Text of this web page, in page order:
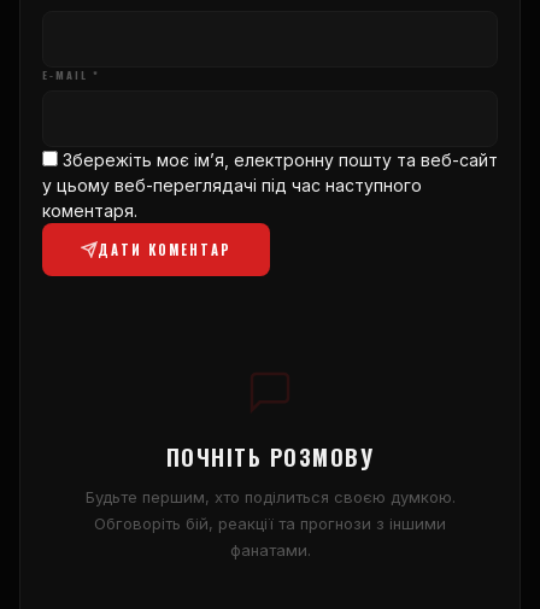
E-MAIL *
Збережіть моє ім’я, електронну пошту та веб-сайт
у цьому веб-переглядачі під час наступного
коментаря.
ДАТИ КОМЕНТАР
ПОЧНІТЬ РОЗМОВУ
Будьте першим, хто поділиться своєю думкою.
Обговоріть бій, реакції та прогнози з іншими
фанатами.